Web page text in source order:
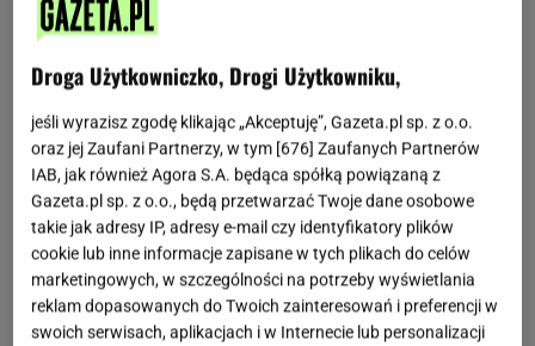
Droga Użytkowniczko, Drogi Użytkowniku,
jeśli wyrazisz zgodę klikając „Akceptuję”, Gazeta.pl sp. z o.o.
oraz jej Zaufani Partnerzy, w tym [676] Zaufanych Partnerów
IAB, jak również Agora S.A. będąca spółką powiązaną z
Gazeta.pl sp. z o.o., będą przetwarzać Twoje dane osobowe
takie jak adresy IP, adresy e-mail czy identyfikatory plików
cookie lub inne informacje zapisane w tych plikach do celów
marketingowych, w szczególności na potrzeby wyświetlania
reklam dopasowanych do Twoich zainteresowań i preferencji w
swoich serwisach, aplikacjach i w Internecie lub personalizacji